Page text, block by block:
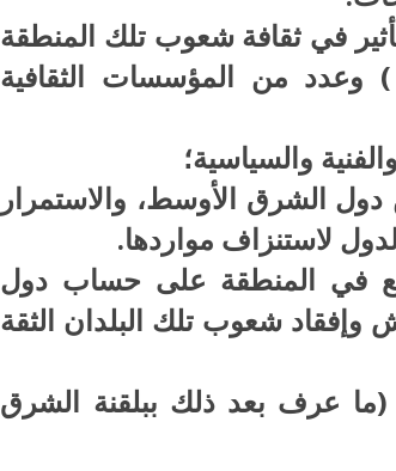
في ثقافة شعوب تلك المنطقة
) وعدد من المؤسسات الثقافية
والسياسية؛
الشرق الأوسط، والاستمرار
لاستنزاف مواردها.
في المنطقة على حساب دول
شعوب تلك البلدان الثقة
عرف بعد ذلك ببلقنة الشرق